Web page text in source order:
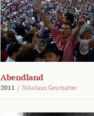
Abendland
2011 / Nikolaus Geyrhalter